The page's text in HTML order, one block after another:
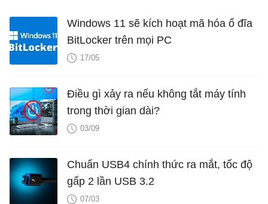
Windows 11 sẽ kích hoạt mã hóa ổ đĩa
BitLocker trên mọi PC
17/05
Điều gì xảy ra nếu không tắt máy tính
trong thời gian dài?
03/09
Chuẩn USB4 chính thức ra mắt, tốc độ
gấp 2 lần USB 3.2
07/03